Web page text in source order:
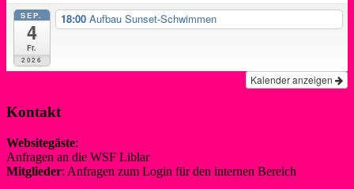
SEP.
4
Fr.
2026
18:00 Aufbau Sunset-Schwimmen
Kalender anzeigen
Kontakt
Websitegäste:
Anfragen an die WSF Liblar
Mitglieder: Anfragen zum Login für den internen Bereich